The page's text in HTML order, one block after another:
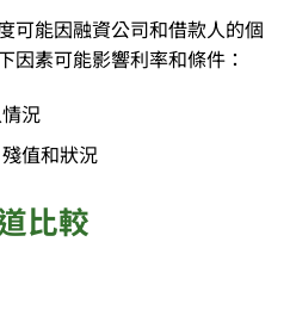
可能因融資公司和借款人的個
因素可能影響利率和條件：
況
值和狀況
比較